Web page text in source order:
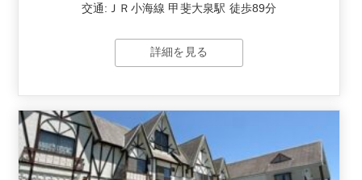
交通:ＪＲ小海線 甲斐大泉駅 徒歩89分
詳細を見る